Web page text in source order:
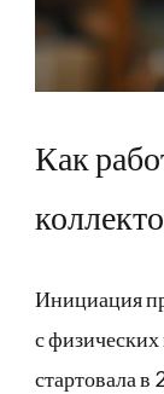
Как
Инициация
с
стартовала в